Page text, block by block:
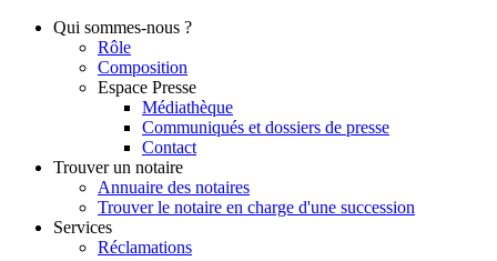
Qui sommes-nous ?
Rôle
Composition
Espace Presse
Médiathèque
Communiqués et dossiers de presse
Contact
Trouver un notaire
Annuaire des notaires
Trouver le notaire en charge d'une succession
Services
Réclamations